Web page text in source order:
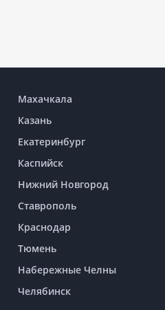
Махачкала
Казань
Екатеринбург
Каспийск
Нижний Новгород
Ставрополь
Краснодар
Тюмень
Набережные Челны
Челябинск